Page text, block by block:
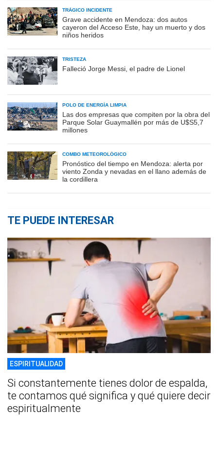
TRÁGICO INCIDENTE
Grave accidente en Mendoza: dos autos
cayeron del Acceso Este, hay un muerto y dos
niños heridos
TRISTEZA
Falleció Jorge Messi, el padre de Lionel
POLO DE ENERGÍA LIMPIA
Las dos empresas que compiten por la obra del
Parque Solar Guaymallén por más de U$S5,7
millones
COMBO METEOROLÓGICO
Pronóstico del tiempo en Mendoza: alerta por
viento Zonda y nevadas en el llano además de
la cordillera
TE PUEDE INTERESAR
ESPIRITUALIDAD
Si constantemente tienes dolor de espalda,
te contamos qué significa y qué quiere decir
espiritualmente